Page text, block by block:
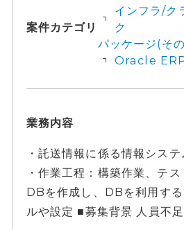
案件カテゴリ
インフラ/ク
ク
パッケージ(そ
Oracle
業務内容
・託送情報に係る情報シス
・作業工程：構築作業、
DBを作成し、DBを利用す
ルや設定 ■募集背景 人員不足